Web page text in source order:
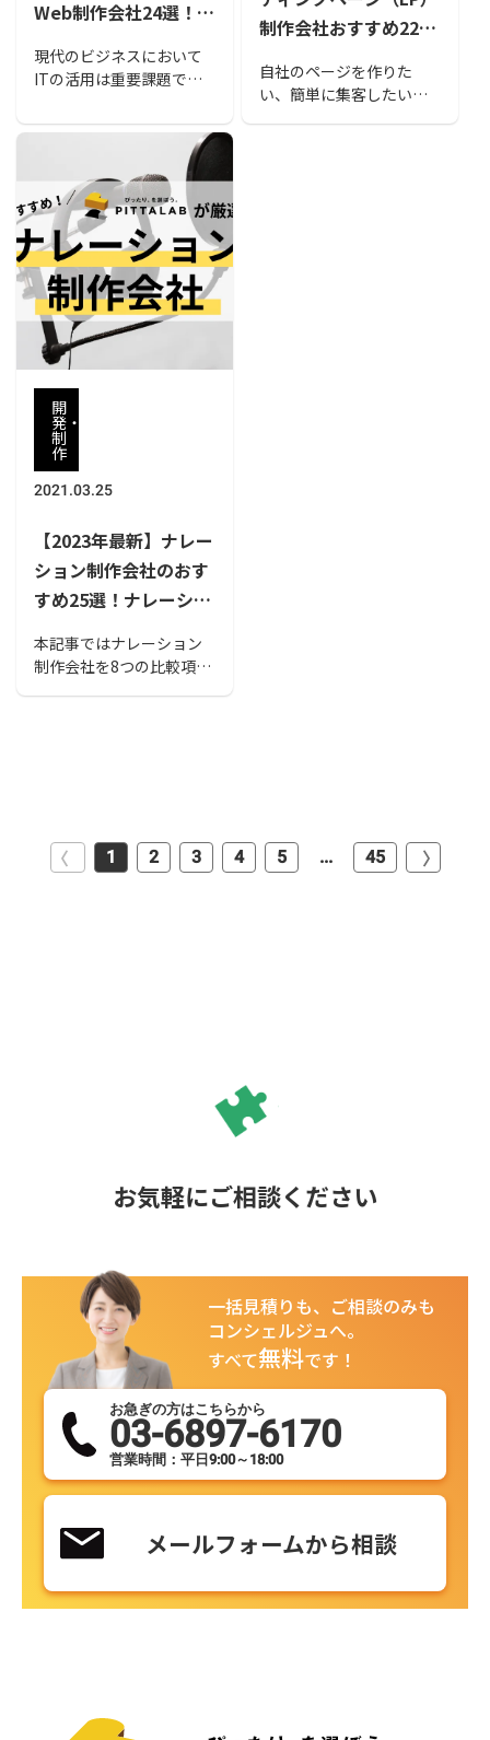
Web制作会社24選！選
現代のビジネスにおいて
ITの活用は重要課題で
Webコンテンツの制作を
考えているクライアント
も多いのではないでしょ
うか。高まるニーズに合
わせて東京では多くの会
社がWebコンテンツ制作
サービスを行っているた
め、Web制作のことをよ
く知らない場合、どこに
依頼していいのか悩んで
しまうことでしょう。そ
できるおすすめのWeb制
作会社を紹介します。
制作会社おすすめ22
場なども解説
自社のページを作りた
い、簡単に集客したい、
開
発・
制
作
2021.03.25
【2023年最新】ナレー
ション制作会社のおす
すめ25選！ナレーショ
解説
本記事ではナレーション
制作会社を8つの比較項目
す。ナレーション制作会
社を選ぶ際の参考にして
1 2 3 4 5 ... 45
お気軽にご相談ください
一括見積りも、ご相談のみも
コンシェルジュへ。
すべて無料です！
お急ぎの方はこちらから
03-6897-6170
営業時間：平日9:00～18:00
メールフォームから相談